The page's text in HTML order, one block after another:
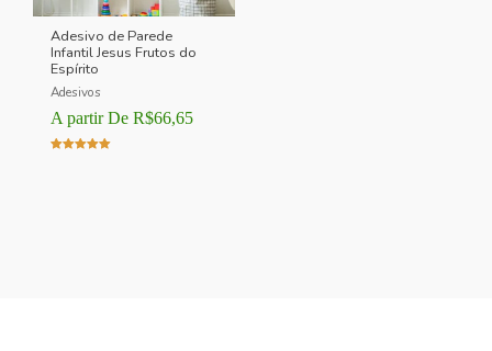
Adesivo de Parede
Infantil Jesus Frutos do
Espírito
Adesivos
A partir De R$66,65